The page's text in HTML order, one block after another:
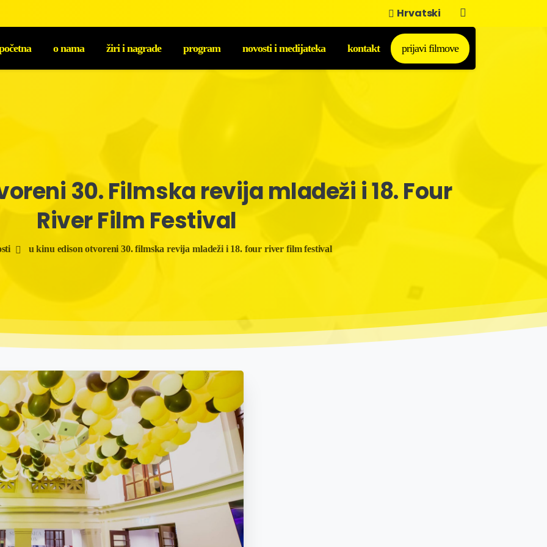
Hrvatski
o nama žiri i nagrade program novosti i medijateka kontakt prijavi filmove
30.Filmskarevijamladeži i18.Four
RiverFilm Festival
u kinu edison otvoreni 30. filmska revija mladeži i 18. four river film festival